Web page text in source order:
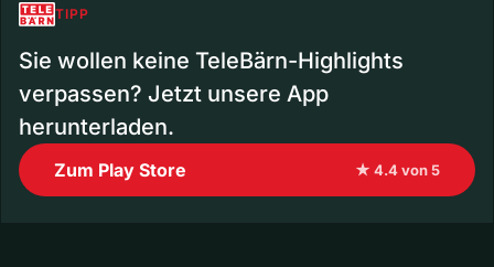
TIPP
Sie wollen keine TeleBärn-Highlights
verpassen? Jetzt unsere App
herunterladen.
Zum Play Store ★ 4.4 von 5